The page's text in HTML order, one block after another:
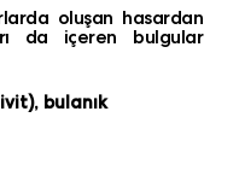
oluşan hasardan
da içeren bulgular
bulanık